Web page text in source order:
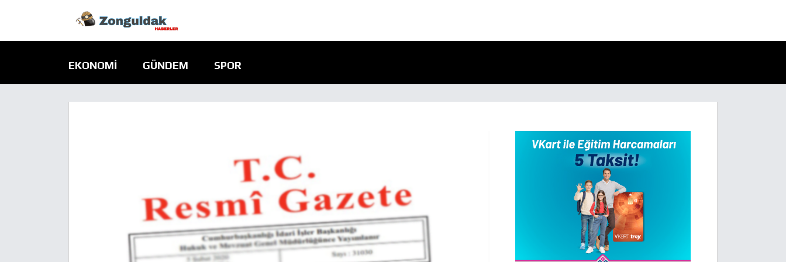
EKONOMI GÜNDEM SPOR